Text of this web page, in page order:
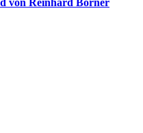
von Reinhard Börner